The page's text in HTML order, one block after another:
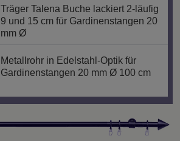
Träger Talena Buche lackiert 2-läufig
9 und 15 cm für Gardinenstangen 20
mm Ø
Metallrohr in Edelstahl-Optik für
Gardinenstangen 20 mm Ø 100 cm